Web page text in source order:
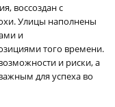
воссоздан с
Улицы наполнены
и
того времени.
и риски, а
для успеха во